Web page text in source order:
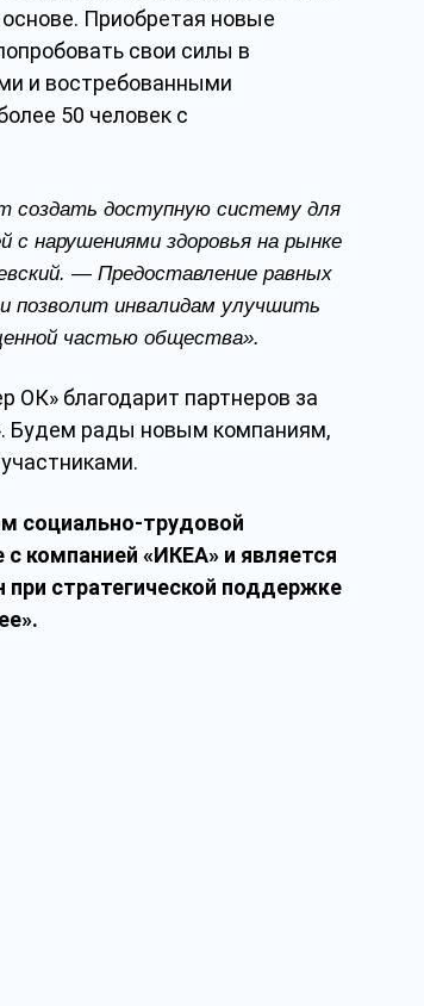
Приобретая новые
свои силы в
и востребованными
50 человек с
создать доступную систему для
с нарушениями здоровья на рынке
— Предоставление равных
позволит инвалидам улучшить
частью общества».
ОК» благодарит партнеров за
Будем рады новым компаниям,
социально-трудовой
компанией «ИКЕА» и является
при стратегической поддержке